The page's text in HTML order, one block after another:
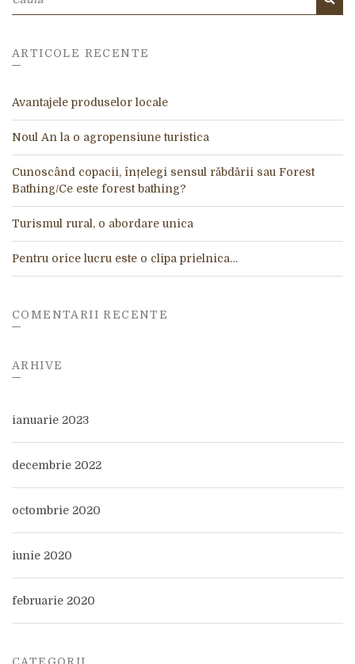
t
e
:
ARTICOLE RECENTE
Avantajele produselor locale
Noul An la o agropensiune turistica
Cunoscând copacii, înțelegi sensul răbdării sau Forest
Bathing/Ce este forest bathing?
Turismul rural, o abordare unica
Pentru orice lucru este o clipa prielnica…
COMENTARII RECENTE
ARHIVE
ianuarie 2023
decembrie 2022
octombrie 2020
iunie 2020
februarie 2020